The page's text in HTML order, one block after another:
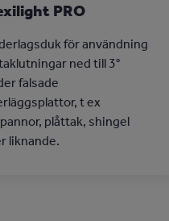
PRO
för användning
ned till 3°
falsade
t ex
plåttak, shingel
liknande.